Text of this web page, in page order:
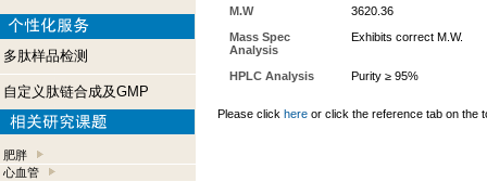
多肽样品检测
自定义肽链合成及GMP
肥胖
心血管
M.W
3620.36
Mass Spec
Analysis
Exhibits correct M.W.
HPLC Analysis Purity ≥ 95%
Please click here or click the reference tab on the